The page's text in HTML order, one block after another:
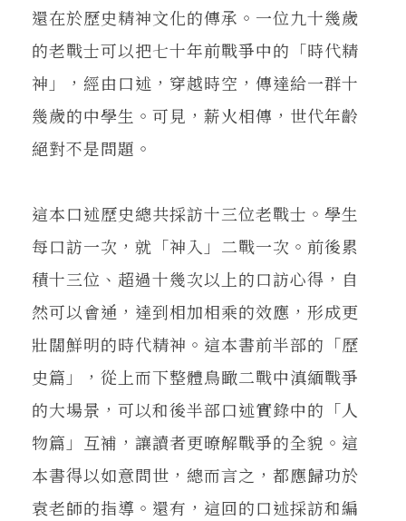
還在於歷史精神文化的傳承。一位九十幾歲
的老戰士可以把七十年前戰爭中的「時代精
神」，經由口述，穿越時空，傳達給一群十
幾歲的中學生。可見，薪火相傳，世代年齡
絕對不是問題。
這本口述歷史總共採訪十三位老戰士。學生
每口訪一次，就「神入」二戰一次。前後累
積十三位、超過十幾次以上的口訪心得，自
然可以會通，達到相加相乘的效應，形成更
壯闊鮮明的時代精神。這本書前半部的「歷
史篇」，從上而下整體鳥瞰二戰中滇緬戰爭
的大場景，可以和後半部口述實錄中的「人
物篇」互補，讓讀者更暸解戰爭的全貌。這
本書得以如意問世，總而言之，都應歸功於
袁老師的指導。還有，這回的口述採訪和編